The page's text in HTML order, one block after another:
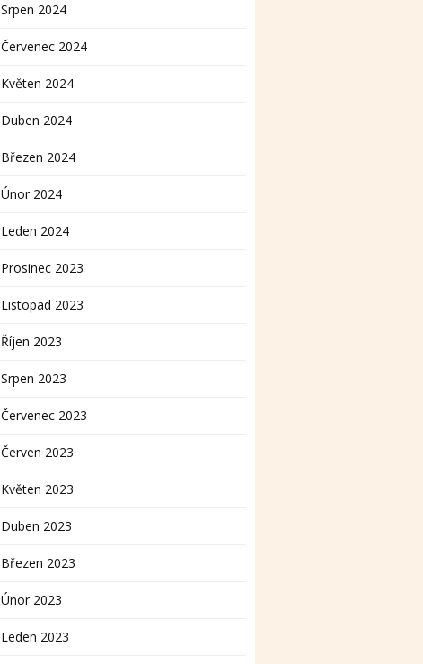
Srpen 2024
Červenec 2024
Květen 2024
Duben 2024
Březen 2024
Únor 2024
Leden 2024
Prosinec 2023
Listopad 2023
Říjen 2023
Srpen 2023
Červenec 2023
Červen 2023
Květen 2023
Duben 2023
Březen 2023
Únor 2023
Leden 2023